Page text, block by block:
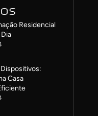
Residencial
Casa